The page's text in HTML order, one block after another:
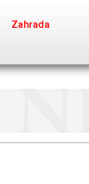
Zahrada